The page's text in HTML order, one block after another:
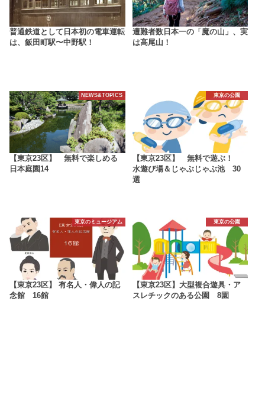
普通鉄道として日本初の電車運転
は、飯田町駅〜中野駅！
遭難者数日本一の「魔の山」、実
は高尾山！
NEWS&TOPICS
【東京23区】 無料で楽しめる
日本庭園14
東京の公園
【東京23区】 無料で遊ぶ！
水遊び場＆じゃぶじゃぶ池 30
選
東京のミュージアム
【東京23区】 有名人・偉人の記
念館 16館
東京の公園
【東京23区】大型複合遊具・ア
スレチックのある公園 8園